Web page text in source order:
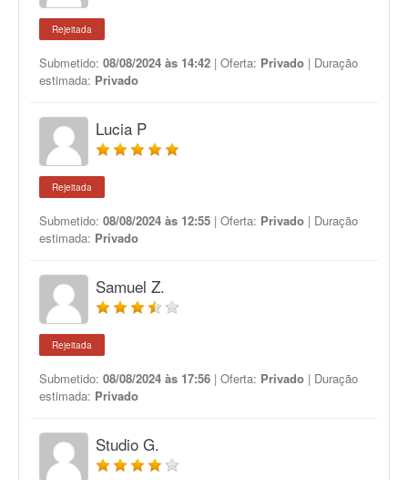
Rejeitada
Submetido: 08/08/2024 às 14:42 | Oferta: Privado | Duração
estimada: Privado
Lucia P
Rejeitada
Submetido: 08/08/2024 às 12:55 | Oferta: Privado | Duração
estimada: Privado
Samuel Z.
Rejeitada
Submetido: 08/08/2024 às 17:56 | Oferta: Privado | Duração
estimada: Privado
Studio G.